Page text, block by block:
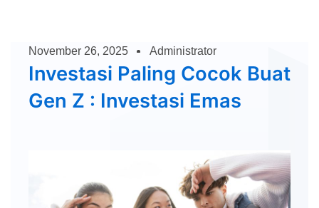
November 26, 2025 Administrator
Investasi Paling Cocok Buat
Gen Z : Investasi Emas